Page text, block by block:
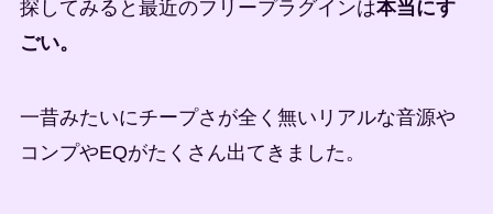
探してみると最近のフリープラグインは本当にす
ごい。
一昔みたいにチープさが全く無いリアルな音源や
コンプやEQがたくさん出てきました。